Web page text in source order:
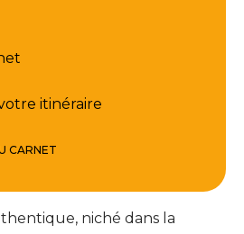
niché dans la
itinéraire
CARNET